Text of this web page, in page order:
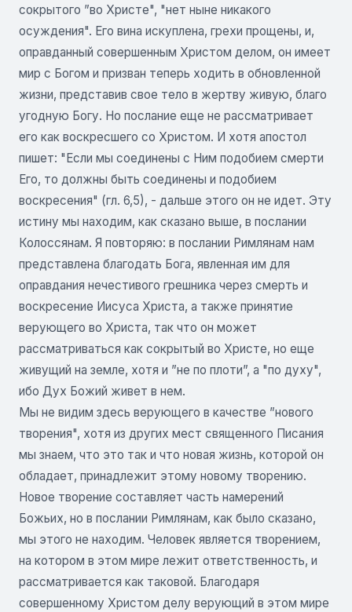
сокрытого ”во Христе", "нет ныне никакого
осуждения". Его вина искуплена, грехи прощены, и,
оправданный совершенным Христом делом, он имеет
мир с Богом и призван теперь ходить в обновленной
жизни, представив свое тело в жертву живую, благо
угодную Богу. Но послание еще не рассматривает
его как воскресшего со Христом. И хотя апостол
пишет: "Если мы соединены с Ним подобием смерти
Его, то должны быть соединены и подобием
воскресения" (гл. 6,5), - дальше этого он не идет. Эту
истину мы находим, как сказано выше, в послании
Колоссянам. Я повторяю: в послании Римлянам нам
представлена благодать Бога, явленная им для
оправдания нечестивого грешника через смерть и
воскресение Иисуса Христа, а также принятие
верующего во Христа, так что он может
рассматриваться как сокрытый во Христе, но еще
живущий на земле, хотя и ”не по плоти”, а "по духу",
ибо Дух Божий живет в нем.
Мы не видим здесь верующего в качестве ”нового
творения", хотя из других мест священного Писания
мы знаем, что это так и что новая жизнь, которой он
обладает, принадлежит этому новому творению.
Новое творение составляет часть намерений
Божьих, но в послании Римлянам, как было сказано,
мы этого не находим. Человек является творением,
на котором в этом мире лежит ответственность, и
рассматривается как таковой. Благодаря
совершенному Христом делу верующий в этом мире